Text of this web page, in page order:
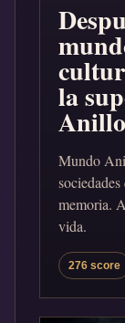
la
Anillo
Mundo
memoria.
vida.
276 score